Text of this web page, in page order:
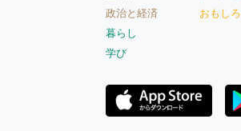
政治と経済
暮らし
学び
おもしろ